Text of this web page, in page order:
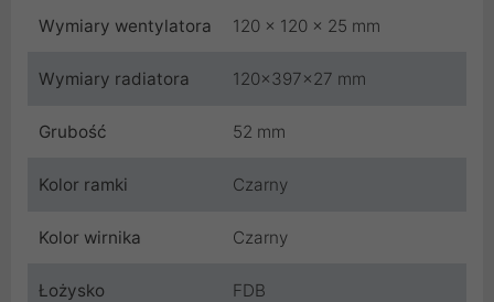
Wymiary wentylatora 120 x 120 x 25 mm
Wymiary radiatora 120×397×27 mm
Grubość 52 mm
Kolor ramki Czarny
Kolor wirnika Czarny
Łożysko FDB